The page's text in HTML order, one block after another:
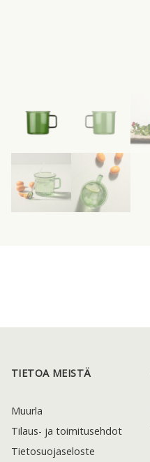
TIETOA MEISTÄ
Muurla
Tilaus- ja toimitusehdot
Tietosuojaseloste